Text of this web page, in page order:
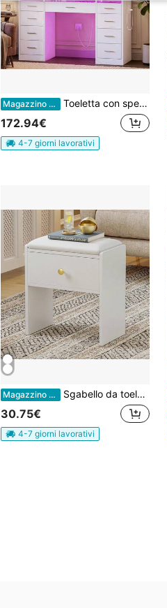
Magazzino EU Toeletta con specchio illuminato, striscia LED RGB e stazione di ricarica, 9 cassetti, piano in vetro, bianco
172.94€
4-7 giorni lavorativi
Magazzino EU Sgabello da toeletta, sgabello da trucco in legno, panca imbottita, sgabello da toeletta per spogliatoio, camera da letto, corridoio e soggiorno, 40 x 23,5 x 43 cm, bianco
30.75€
4-7 giorni lavorativi